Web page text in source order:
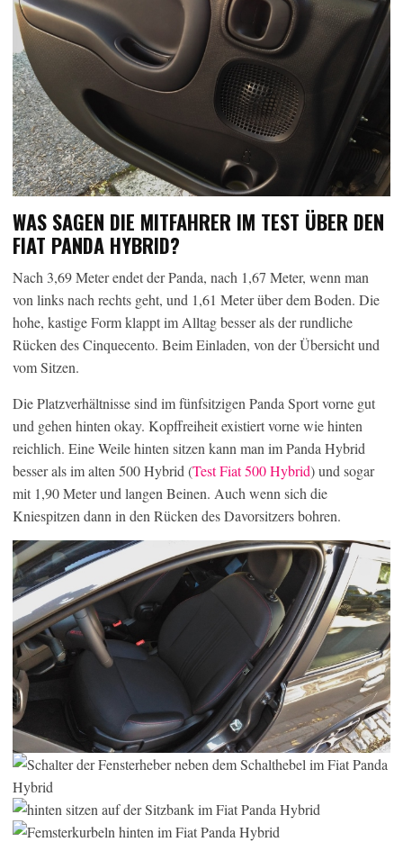
WAS SAGEN DIE MITFAHRER IM TEST ÜBER DEN
FIAT PANDA HYBRID?
Nach 3,69 Meter endet der Panda, nach 1,67 Meter, wenn man
von links nach rechts geht, und 1,61 Meter über dem Boden. Die
hohe, kastige Form klappt im Alltag besser als der rundliche
Rücken des Cinquecento. Beim Einladen, von der Übersicht und
vom Sitzen.
Die Platzverhältnisse sind im fünfsitzigen Panda Sport vorne gut
und gehen hinten okay. Kopffreiheit existiert vorne wie hinten
reichlich. Eine Weile hinten sitzen kann man im Panda Hybrid
besser als im alten 500 Hybrid (Test Fiat 500 Hybrid) und sogar
mit 1,90 Meter und langen Beinen. Auch wenn sich die
Kniespitzen dann in den Rücken des Davorsitzers bohren.